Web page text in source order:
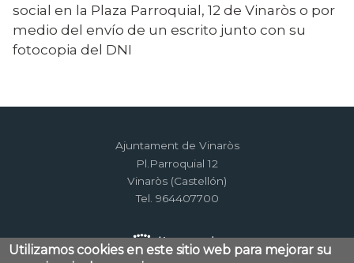
social en la Plaza Parroquial, 12 de Vinaròs o por
medio del envío de un escrito junto con su
fotocopia del DNI
Ajuntament de Vinaròs
Pl.Parroquial 12
Vinaròs (Castellón)
Tel. 964407700
Utilizamos cookies en este sitio web para mejorar su